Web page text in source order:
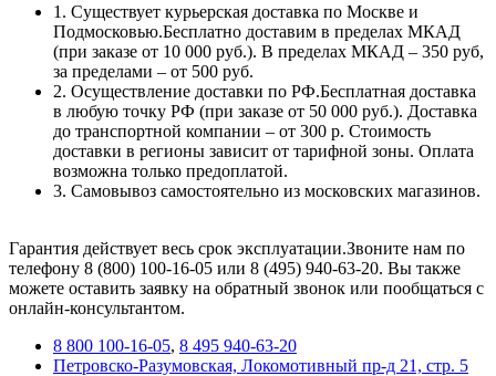
1. Существует курьерская доставка по Москве и
Подмосковью.Бесплатно доставим в пределах МКАД
(при заказе от 10 000 руб.). В пределах МКАД – 350 руб,
за пределами – от 500 руб.
2. Осуществление доставки по РФ.Бесплатная доставка
в любую точку РФ (при заказе от 50 000 руб.). Доставка
до транспортной компании – от 300 р. Стоимость
доставки в регионы зависит от тарифной зоны. Оплата
возможна только предоплатой.
3. Самовывоз самостоятельно из московских магазинов.
Гарантия действует весь срок эксплуатации.Звоните нам по
телефону 8 (800) 100-16-05 или 8 (495) 940-63-20. Вы также
можете оставить заявку на обратный звонок или пообщаться с
онлайн-консультантом.
8 800 100-16-05, 8 495 940-63-20
Петровско-Разумовская, Локомотивный пр-д 21, стр. 5